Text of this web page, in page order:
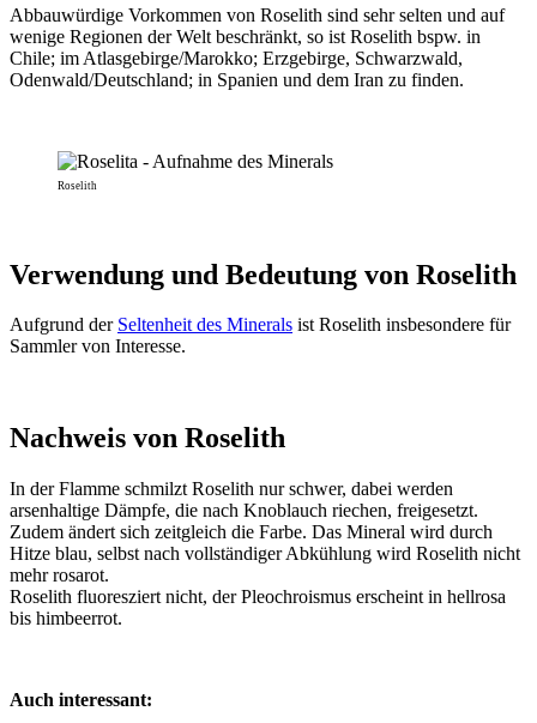
Abbauwürdige Vorkommen von Roselith sind sehr selten und auf
wenige Regionen der Welt beschränkt, so ist Roselith bspw. in
Chile; im Atlasgebirge/Marokko; Erzgebirge, Schwarzwald,
Odenwald/Deutschland; in Spanien und dem Iran zu finden.
Roselith
Verwendung und Bedeutung von Roselith
Aufgrund der Seltenheit des Minerals ist Roselith insbesondere für
Sammler von Interesse.
Nachweis von Roselith
In der Flamme schmilzt Roselith nur schwer, dabei werden
arsenhaltige Dämpfe, die nach Knoblauch riechen, freigesetzt.
Zudem ändert sich zeitgleich die Farbe. Das Mineral wird durch
Hitze blau, selbst nach vollständiger Abkühlung wird Roselith nicht
mehr rosarot.
Roselith fluoresziert nicht, der Pleochroismus erscheint in hellrosa
bis himbeerrot.
Auch interessant: